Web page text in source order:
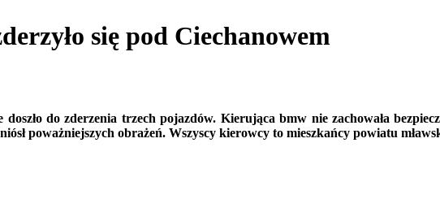
się pod Ciechanowem
do zderzenia trzech pojazdów. Kierująca bmw nie zachowała
poważniejszych obrażeń. Wszyscy kierowcy to mieszkańcy powiatu